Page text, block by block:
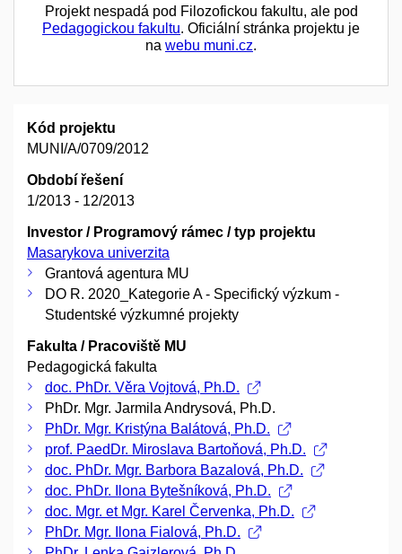
Projekt nespadá pod Filozofickou fakultu, ale pod
Pedagogickou fakultu. Oficiální stránka projektu je
na webu muni.cz.
Kód projektu
MUNI/A/0709/2012
Období řešení
1/2013 - 12/2013
Investor / Programový rámec / typ projektu
Masarykova univerzita
Grantová agentura MU
DO R. 2020_Kategorie A - Specifický výzkum -
Studentské výzkumné projekty
Fakulta / Pracoviště MU
Pedagogická fakulta
doc. PhDr. Věra Vojtová, Ph.D.
PhDr. Mgr. Jarmila Andrysová, Ph.D.
PhDr. Mgr. Kristýna Balátová, Ph.D.
prof. PaedDr. Miroslava Bartoňová, Ph.D.
doc. PhDr. Mgr. Barbora Bazalová, Ph.D.
doc. PhDr. Ilona Bytešníková, Ph.D.
doc. Mgr. et Mgr. Karel Červenka, Ph.D.
PhDr. Mgr. Ilona Fialová, Ph.D.